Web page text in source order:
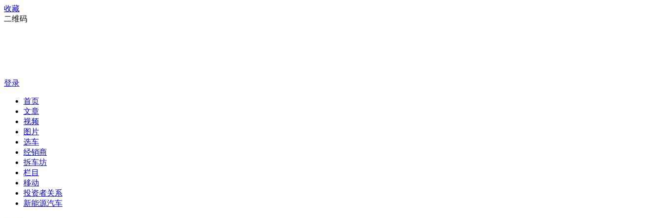
收藏
二维码
登录
首页
文章
视频
图片
选车
经销商
拆车坊
栏目
移动
投资者关系
新能源汽车